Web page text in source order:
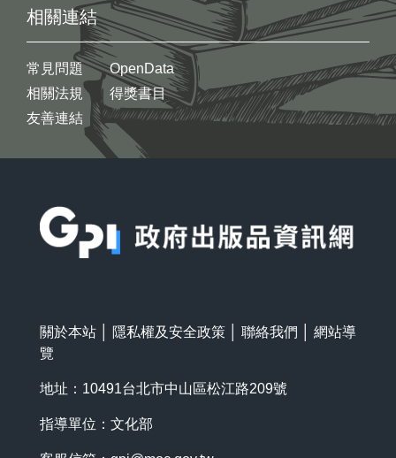
相關連結
常見問題
相關法規
友善連結
OpenData
得獎書目
關於本站 隱私權及安全政策 聯絡我們
網站導
覽
地址：10491台北市中山區松江路209號
指導單位：文化部